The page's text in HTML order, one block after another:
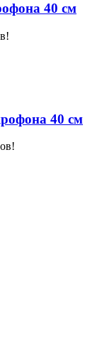
40 см
40 см